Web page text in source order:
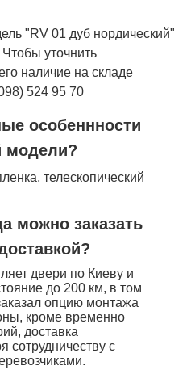
"RV 01 дуб нордический"
уточнить
наличие на складе
524 95 70
особеннности
модели?
телескопический
можно заказать
двери по Киеву и
до 200 км, в том
опцию монтажа
кроме временно
доставка
сотрудничеству с